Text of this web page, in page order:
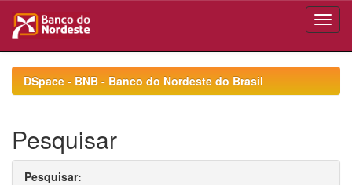
navigationDSpace - BNB - Banco do Nordeste do Brasil
Pesquisar
Pesquisar: